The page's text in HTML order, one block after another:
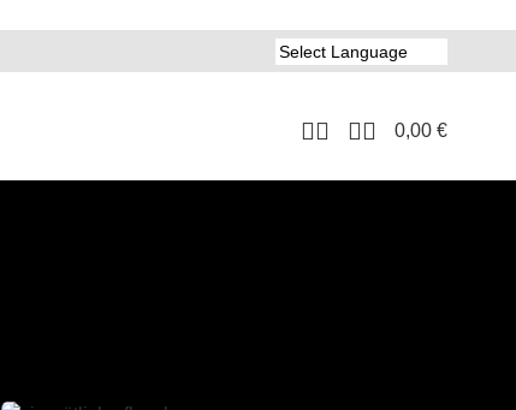
0,00 €